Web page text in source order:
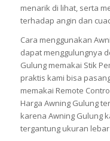
menarik di lihat, serta
terhadap angin dan
Cara menggunakan
dapat menggulungnya
Gulung memakai Stik
praktis kami bisa
memakai Remote
Harga Awning Gulung
karena Awning Gulung
tergantung ukuran